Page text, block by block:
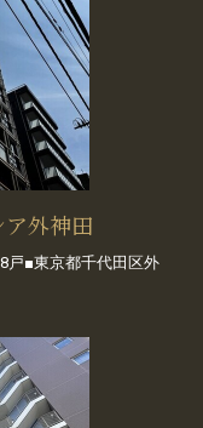
外神田
戸■東京都千代田区外